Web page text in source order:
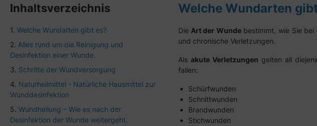
Inhaltsverzeichnis
Welche Wundarten gibt es?
Alles rund um die Reinigung und
Desinfektion einer Wunde.
Schritte der Wundversorgung
Naturheilmittel - Natürliche Hausmittel zur
Wunddesinfektion
Wundheilung – Wie es nach der
Desinfektion der Wunde weitergeht.
Welche Wundarten
Die Art der Wundebestimmt, wie Sie bei
und chronische Verletzungen.
Alsakute Verletzungen gelten all
fallen:
Schürfwunden
Schnittwunden
Brandwunden
Stichwunden